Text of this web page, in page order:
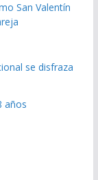
San Valentín
se disfraza
años